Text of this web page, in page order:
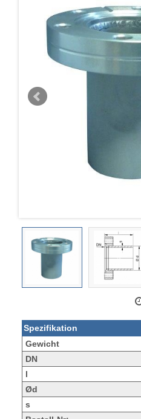
Spezifikation
Gewicht
DN
l
Ød
s